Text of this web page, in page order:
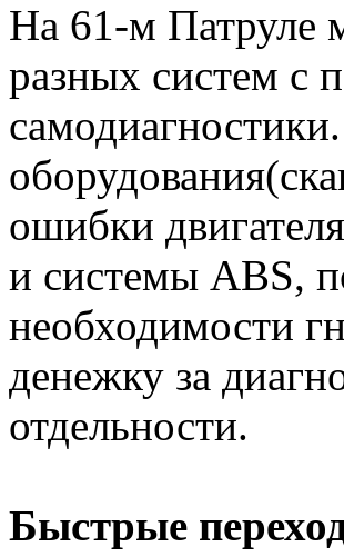
На 61-м Патруле
разных систем с
ошибки
и системы ABS,
необходимости
денежку за
отдельности.
Быстрые